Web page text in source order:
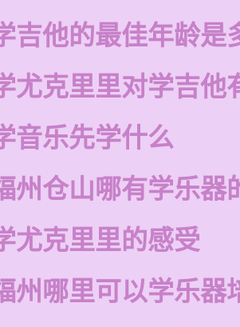
吉他的最佳年龄是
尤克里里对学吉他
音乐先学什么
州仓山哪有学乐器
尤克里里的感受
州哪里可以学乐器